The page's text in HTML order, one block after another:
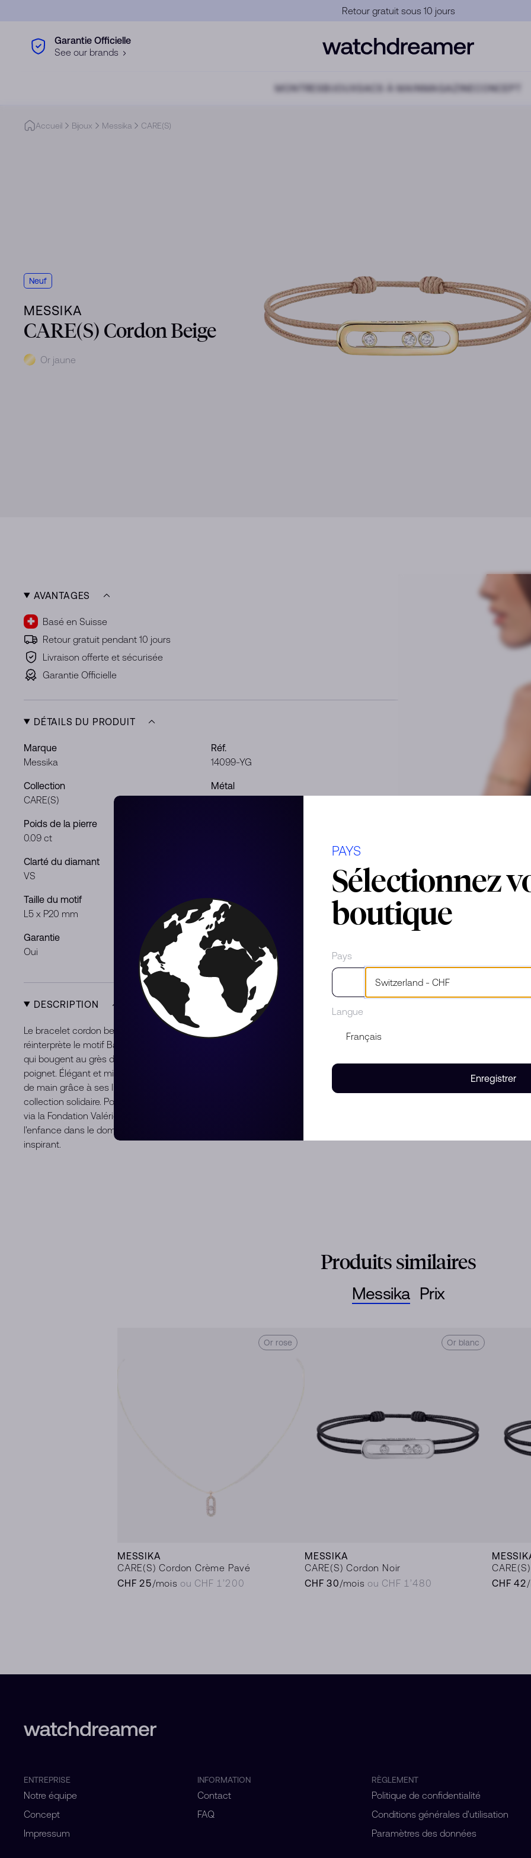
Garantie Officielle
Garantie Officielle
See our brands
MONTRES SACS À MAINMAGAZINE CONCEPT
Accueil Bijoux Messika CARE(S)
Neuf
MESSIKA
CARE(S) Cordon Beige
MétalOr jaune
AVANTAGES
Basé en Suisse
Retour gratuit pendant 10 jours
Livraison offerte et sécurisée
Garantie Officielle
DÉTAILS DU PRODUIT
Marque
Messika
Réf.
14099-YG
Collection
CARE(S)
Métal
Poids de la pierre
0.09 ct
Clarté du diamant
VS
Taille du motif
L5 x P20 mm
Genre
Femme
Garantie
Oui
Condition
Neuf
DESCRIPTION
Le bracelet cordon beige et or jaune MESSIKA CARE(s) est un bijou diamant précieux qui
réinterprète le motif Baby Move. Avec la chaleur de l'or jaune et ses trois diamants mobiles
qui bougent au grès des mouvements, ce bijou de luxe illuminera à la perfection votre
poignet. Élégant et minimaliste, ce bracelet cordon diamant s’enfile et se retire en un tour
de main grâce à ses liens coulissants et ajustables. La ligne MESSIKA CARE(s) est une
collection solidaire. Pour chaque bracelet acheté, une partie des bénéfices est reversée
via la Fondation Valérie Messika à des associations et ONG œuvrant en faveur de
l'enfance dans le domaine de l'éducation et de la santé. Un bijou du quotidien au message
inspirant.
Produits similaires
Messika
Or rose
MESSIKA
CARE(S) Cordon Crème Pavé
CHF 25/mois ou CHF 1’200
Or blanc
MESSIKA
CARE(S) Cordon Noir
CHF 30/mois ou CHF 1’480
CHF 42
Prix
ENTREPRISE
Notre équipe
Concept
Impressum
INFORMATION
Contact
FAQ
RÈGLEMENT
Politique de confidentialité
Conditions générales d'utilisation
Paramètres des données
PAYS
Sélectionnez
boutique
Pays
Langue
Enregistrer